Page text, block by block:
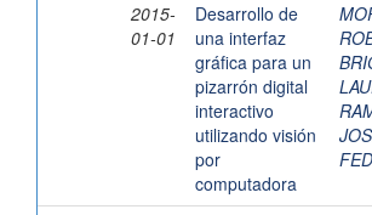
2015-
01-01
Desarrollo de
una interfaz
gráfica para un
pizarrón digital
interactivo
utilizando visión
por
computadora